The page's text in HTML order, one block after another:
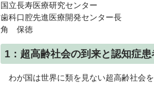
国立長寿医療研究センター
歯科口腔先進医療開発センター長
角 保徳
1：超高齢社会の到来と認知症患
わが国は世界に類を見ない超高齢社会